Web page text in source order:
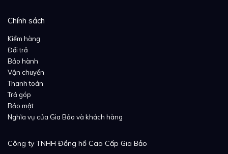
Để hoàn thiện vẻ đẹp thẩm mỹ cho sản phẩm cũng
đồng hồ, những thợ đồng hồ nhà Piaget đã sử dụng
mẫu dây đeo màu nâu đậm bằng da cá sấu.
Chính sách
Kiểm hàng
Đổi trả
Bảo hành
Vận chuyển
Thanh toán
Trả góp
Bảo mật
Nghĩa vụ của Gia Bảo và khách hàng
Công ty TNHH Đồng hồ Cao Cấp Gia Bảo